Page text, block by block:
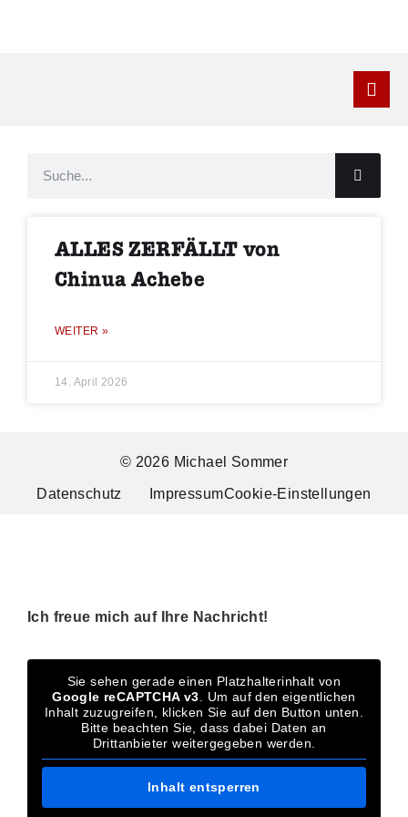
ALLES ZERFÄLLT von
Chinua Achebe
WEITER »
14. April 2026
© 2026 Michael Sommer
Datenschutz ImpressumCookie-Einstellungen
Ich freue mich auf Ihre Nachricht!
Sie sehen gerade einen Platzhalterinhalt von
Google reCAPTCHA v3 . Um auf den eigentlichen
Inhalt zuzugreifen, klicken Sie auf den Button unten.
Bitte beachten Sie, dass dabei Daten an
Drittanbieter weitergegeben werden.
Inhalt entsperren